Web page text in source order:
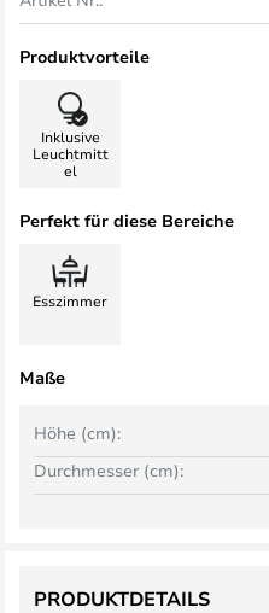
Produktvorteile
Inklusive
Leuchtmitt
el
Perfekt für diese Bereiche
Esszimmer
Maße
Höhe (cm):
Durchmesser (cm):
PRODUKTDETAILS